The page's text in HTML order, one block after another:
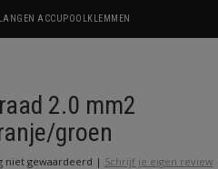
ACCUPOOLKLEMMEN
2.0 mm2
groen
niet gewaardeerd | Schrijf je eigen review